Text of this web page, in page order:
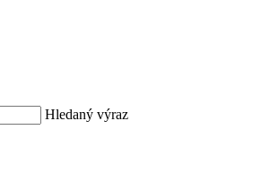
Hledaný výraz